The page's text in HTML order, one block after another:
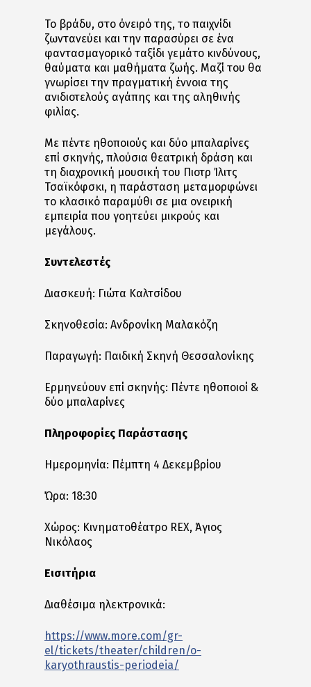
Το βράδυ, στο όνειρό της, το παιχνίδι
ζωντανεύει και την παρασύρει σε ένα
φαντασμαγορικό ταξίδι γεμάτο κινδύνους,
θαύματα και μαθήματα ζωής. Μαζί του θα
γνωρίσει την πραγματική έννοια της
ανιδιοτελούς αγάπης και της αληθινής
φιλίας.
Με πέντε ηθοποιούς και δύο μπαλαρίνες
επί σκηνής, πλούσια θεατρική δράση και
τη διαχρονική μουσική του Πιοτρ Ίλιτς
Τσαϊκόφσκι, η παράσταση μεταμορφώνει
το κλασικό παραμύθι σε μια ονειρική
εμπειρία που γοητεύει μικρούς και
μεγάλους.
Συντελεστές
Διασκευή: Γιώτα Καλτσίδου
Σκηνοθεσία: Ανδρονίκη Μαλακόζη
Παραγωγή: Παιδική Σκηνή Θεσσαλονίκης
Ερμηνεύουν επί σκηνής: Πέντε ηθοποιοί &
δύο μπαλαρίνες
Πληροφορίες Παράστασης
Ημερομηνία: Πέμπτη 4 Δεκεμβρίου
Ώρα: 18:30
Χώρος: Κινηματοθέατρο REX, Άγιος
Νικόλαος
Εισιτήρια
Διαθέσιμα ηλεκτρονικά:
https://www.more.com/gr-
el/tickets/theater/children/o-
karyothraustis-periodeia/